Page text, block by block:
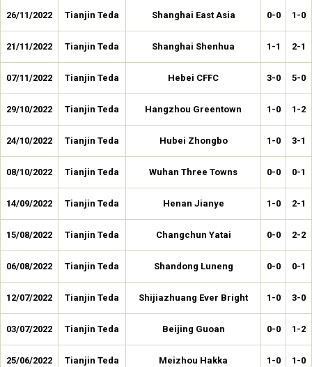
26/11/2022 Tianjin Teda Shanghai East Asia 0-0 1-0
21/11/2022 Tianjin Teda Shanghai Shenhua 1-1 2-1
07/11/2022 Tianjin Teda Hebei CFFC 3-0 5-0
29/10/2022 Tianjin Teda Hangzhou Greentown 1-0 1-2
24/10/2022 Tianjin Teda Hubei Zhongbo 1-0 3-1
08/10/2022 Tianjin Teda Wuhan Three Towns 0-0 0-1
14/09/2022 Tianjin Teda Henan Jianye 1-0 2-1
15/08/2022 Tianjin Teda Changchun Yatai 0-0 2-2
06/08/2022 Tianjin Teda Shandong Luneng 0-0 0-1
12/07/2022 Tianjin Teda Shijiazhuang Ever Bright 1-0 3-0
03/07/2022 Tianjin Teda Beijing Guoan 0-0 1-2
25/06/2022 Tianjin Teda Meizhou Hakka 1-0 1-0